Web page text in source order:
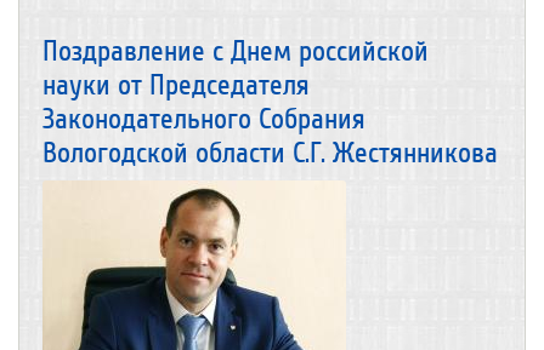
Поздравление с Днем российской
науки от Председателя
Законодательного Собрания
Вологодской области С.Г. Жестянникова